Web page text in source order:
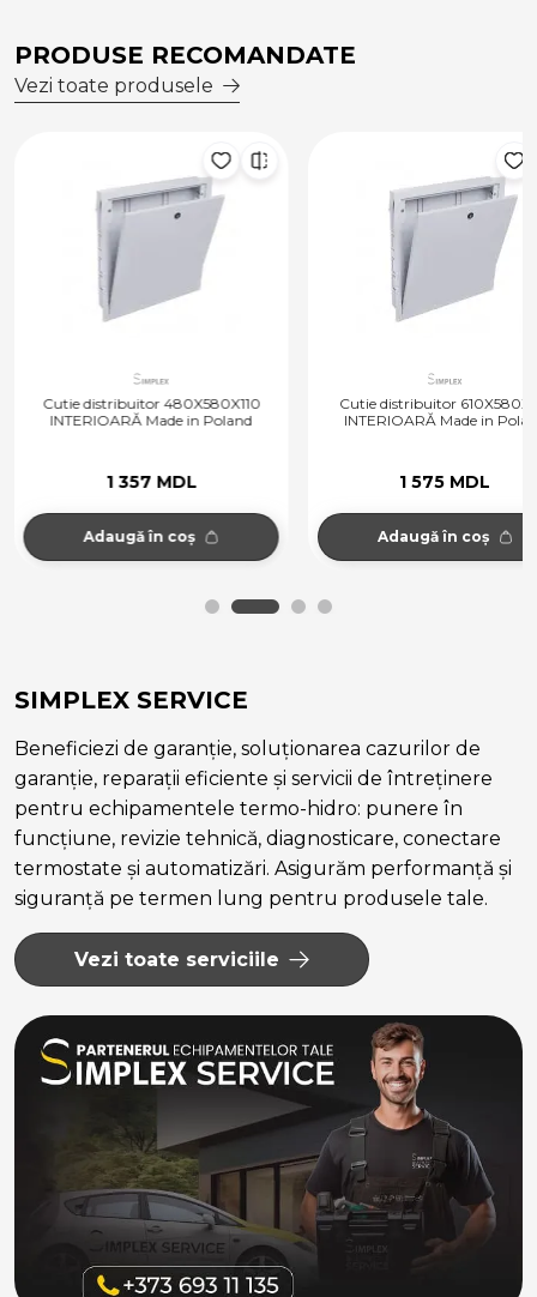
PRODUSE RECOMANDATE
Vezi toate produsele
Cutie distribuitor 480X580X110
INTERIOARĂ Made in Poland
1 357 MDL
Adaugă în coș
Cutie distribuitor
INTERIOARĂ Made in
1 575 MDL
Adaugă în coș
SIMPLEX SERVICE
Beneficiezi de garanție, soluționarea cazurilor de
garanție, reparații eficiente și servicii de întreținere
pentru echipamentele termo-hidro: punere în
funcțiune, revizie tehnică, diagnosticare, conectare
termostate și automatizări. Asigurăm performanță și
siguranță pe termen lung pentru produsele tale.
Vezi toate serviciile